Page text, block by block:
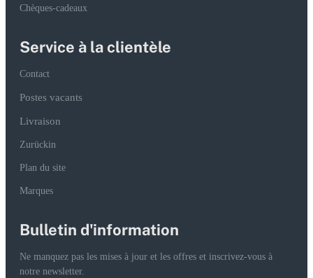
Chèques-cadeaux
Service à la clientèle
Contact
Postes vacants
Livraison
Zurückin
Plan du site
Marques
Bulletin d'information
Ne manquez pas les mises à jour et les offres et inscrivez-vous à
notre newsletter.